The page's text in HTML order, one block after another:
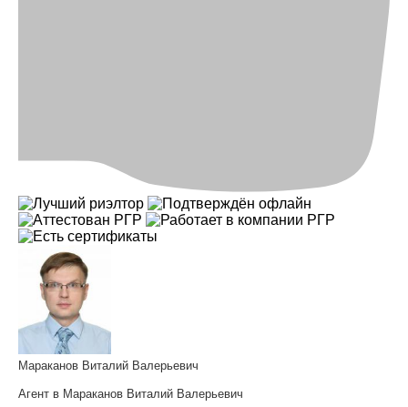
Мараканов Виталий Валерьевич
Агент в Мараканов Виталий Валерьевич